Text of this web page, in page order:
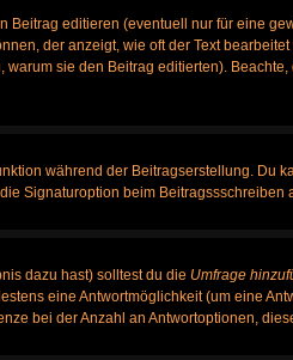
editieren (eventuell nur für eine
der anzeigt, wie oft der Text
sie den Beitrag editierten).
während der Beitragserstellung. Du
Signaturoption beim Beitragssschreiben
dazu hast) solltest du die Umfrage
eine Antwortmöglichkeit (um eine
bei der Anzahl an Antwortoptionen,